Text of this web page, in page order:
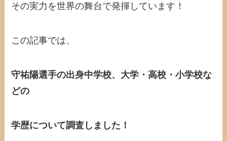
その実力を世界の舞台で発揮しています！
この記事では、
守祐陽選手の出身中学校、大学・高校・小学校な
どの
学歴について調査しました！